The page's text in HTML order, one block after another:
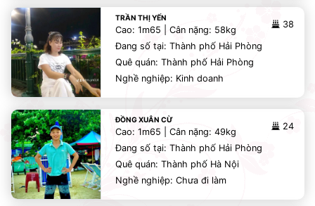
TRẦN THỊ YẾN
38
Cao: 1m65 | Cân nặng: 58kg
Đang số tại: Thành phố Hải Phòng
Quê quán: Thành phố Hải Phòng
Nghề nghiệp: Kinh doanh
ĐỒNG XUÂN CỪ
24
Cao: 1m65 | Cân nặng: 49kg
Đang số tại: Thành phố Hải Phòng
Quê quán: Thành phố Hà Nội
Nghề nghiệp: Chưa đi làm